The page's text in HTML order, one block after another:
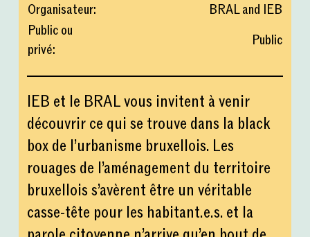
Organisateur:
BRAL and IEB
Public ou
privé:
Public
IEB et le BRAL vous invitent à venir
découvrir ce qui se trouve dans la black
box de l’urbanisme bruxellois. Les
rouages de l’aménagement du territoire
bruxellois s’avèrent être un véritable
casse-tête pour les habitant.e.s. et la